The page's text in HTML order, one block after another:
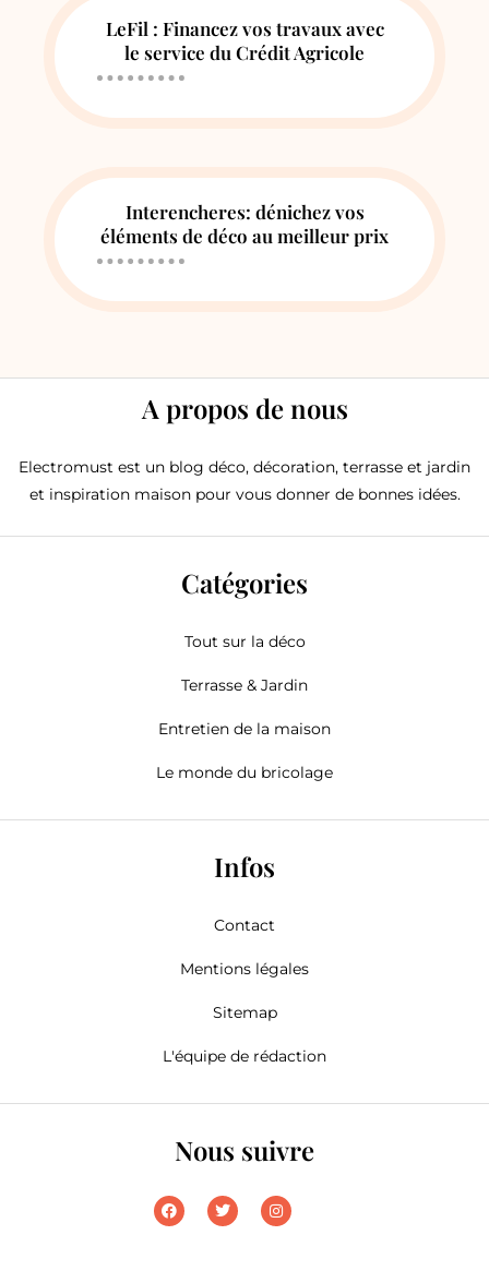
LeFil : Financez vos travaux avec
le service du Crédit Agricole
Interencheres: dénichez vos
éléments de déco au meilleur prix
A propos de nous
Electromust est un blog déco, décoration, terrasse et jardin
et inspiration maison pour vous donner de bonnes idées.
Catégories
Tout sur la déco
Terrasse & Jardin
Entretien de la maison
Le monde du bricolage
Infos
Contact
Mentions légales
Sitemap
L'équipe de rédaction
Nous suivre